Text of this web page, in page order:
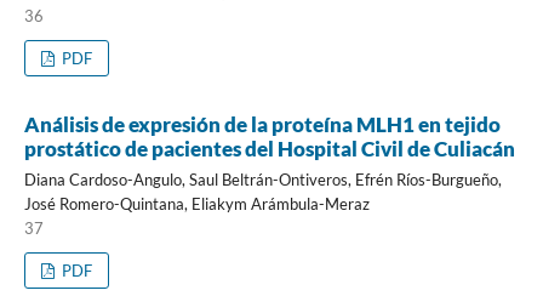
36
PDF
Análisis de expresión de la proteína MLH1 en tejido
prostático de pacientes del Hospital Civil de Culiacán
Diana Cardoso-Angulo, Saul Beltrán-Ontiveros, Efrén Ríos-Burgueño,
José Romero-Quintana, Eliakym Arámbula-Meraz
37
PDF